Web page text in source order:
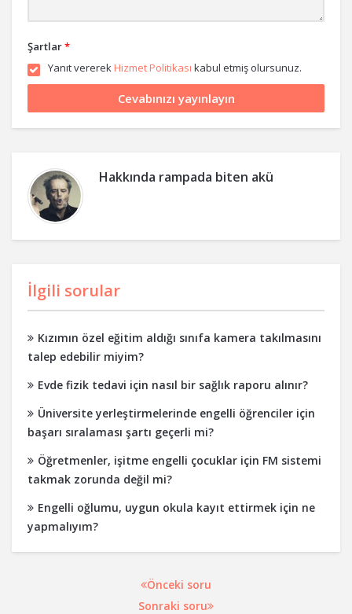
Şartlar*
Yanıt vererek Hizmet Politikası kabul etmiş olursunuz.
Hakkında rampada biten akü
İlgili sorular
Kızımın özel eğitim aldığı sınıfa kamera takılmasını
talep edebilir miyim?
Evde fizik tedavi için nasıl bir sağlık raporu alınır?
Üniversite yerleştirmelerinde engelli öğrenciler için
başarı sıralaması şartı geçerli mi?
Öğretmenler, işitme engelli çocuklar için FM sistemi
takmak zorunda değil mi?
Engelli oğlumu, uygun okula kayıt ettirmek için ne
yapmalıyım?
Önceki soru
Sonraki soru